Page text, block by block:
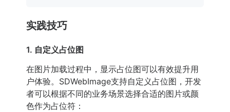
实践技巧
1. 自定义占位图
在图片加载过程中，显示占位图可以有效提升用
户体验。SDWebImage支持自定义占位图，开发
者可以根据不同的业务场景选择合适的图片或颜
色作为占位符：